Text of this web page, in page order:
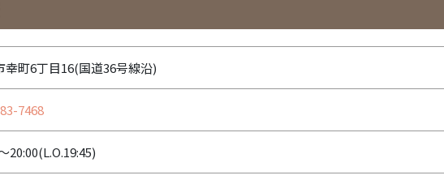
幸町6丁目16(国道36号線沿)
7468
20:00(L.O.19:45)